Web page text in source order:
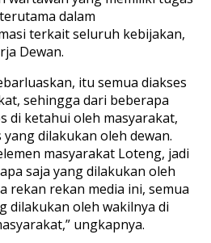
dalam
terkait seluruh kebijakan,
Dewan.
itu semua diakses
sehingga dari beberapa
di ketahui oleh masyarakat,
dilakukan oleh dewan.
masyarakat Loteng, jadi
saja yang dilakukan oleh
rekan rekan media ini, semua
dilakukan oleh wakilnya di
ungkapnya.